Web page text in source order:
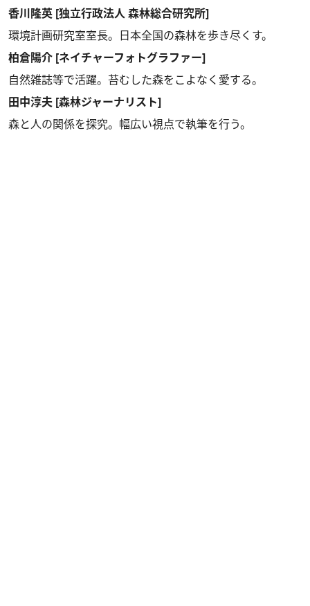
香川隆英 [独立行政法人 森林総合研究所]
環境計画研究室室長。日本全国の森林を歩き尽くす。
柏倉陽介 [ネイチャーフォトグラファー]
自然雑誌等で活躍。苔むした森をこよなく愛する。
田中淳夫 [森林ジャーナリスト]
森と人の関係を探究。幅広い視点で執筆を行う。